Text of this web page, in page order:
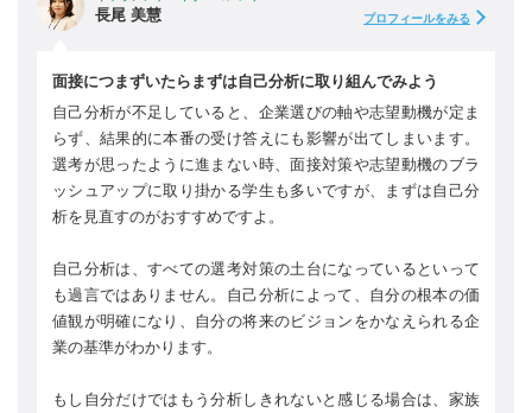
長尾 美慧 プロフィールをみる
面接につまずいたらまずは自己分析に取り組んでみよう
自己分析が不足していると、企業選びの軸や志望動機が定ま
らず、結果的に本番の受け答えにも影響が出てしまいます。
選考が思ったように進まない時、面接対策や志望動機のブラ
ッシュアップに取り掛かる学生も多いですが、まずは自己分
析を見直すのがおすすめですよ。
自己分析は、すべての選考対策の土台になっているといって
も過言ではありません。自己分析によって、自分の根本の価
値観が明確になり、自分の将来のビジョンをかなえられる企
業の基準がわかります。
もし自分だけではもう分析しきれないと感じる場合は、家族